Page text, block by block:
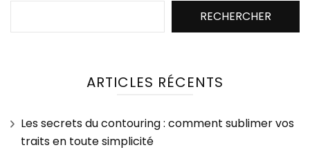
RECHERCHER
ARTICLES RÉCENTS
Les secrets du contouring : comment sublimer vos
traits en toute simplicité